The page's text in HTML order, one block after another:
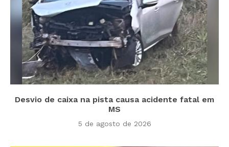
Desvio de caixa na pista causa acidente fatal em
MS
5 de agosto de 2026